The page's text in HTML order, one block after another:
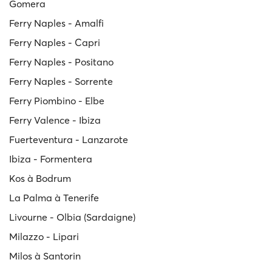
Gomera
Ferry Naples - Amalfi
Ferry Naples - Capri
Ferry Naples - Positano
Ferry Naples - Sorrente
Ferry Piombino - Elbe
Ferry Valence - Ibiza
Fuerteventura - Lanzarote
Ibiza - Formentera
Kos à Bodrum
La Palma à Tenerife
Livourne - Olbia (Sardaigne)
Milazzo - Lipari
Milos à Santorin